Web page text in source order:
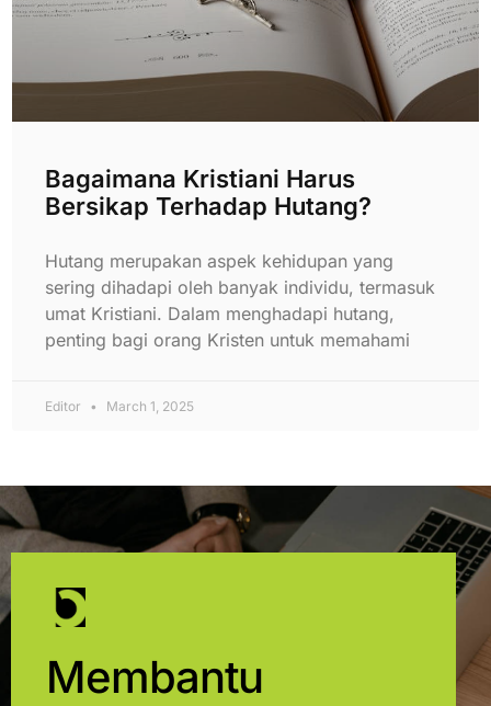
Bagaimana Kristiani Harus
Bersikap Terhadap Hutang?
Hutang merupakan aspek kehidupan yang
sering dihadapi oleh banyak individu, termasuk
umat Kristiani. Dalam menghadapi hutang,
penting bagi orang Kristen untuk memahami
Editor March 1, 2025
Membantu